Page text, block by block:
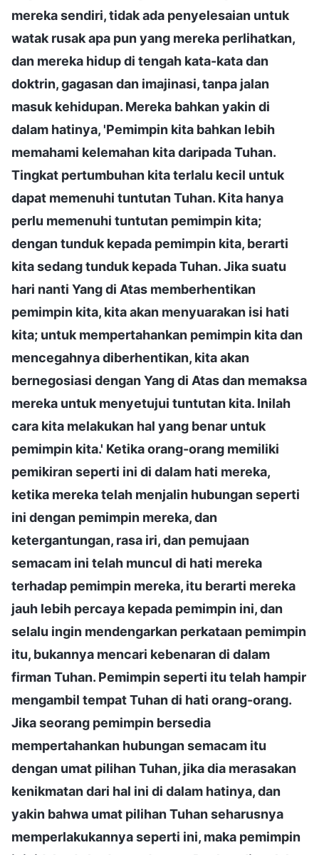
mereka sendiri, tidak ada penyelesaian untuk
watak rusak apa pun yang mereka perlihatkan,
dan mereka hidup di tengah kata-kata dan
doktrin, gagasan dan imajinasi, tanpa jalan
masuk kehidupan. Mereka bahkan yakin di
dalam hatinya, 'Pemimpin kita bahkan lebih
memahami kelemahan kita daripada Tuhan.
Tingkat pertumbuhan kita terlalu kecil untuk
dapat memenuhi tuntutan Tuhan. Kita hanya
perlu memenuhi tuntutan pemimpin kita;
dengan tunduk kepada pemimpin kita, berarti
kita sedang tunduk kepada Tuhan. Jika suatu
hari nanti Yang di Atas memberhentikan
pemimpin kita, kita akan menyuarakan isi hati
kita; untuk mempertahankan pemimpin kita dan
mencegahnya diberhentikan, kita akan
bernegosiasi dengan Yang di Atas dan memaksa
mereka untuk menyetujui tuntutan kita. Inilah
cara kita melakukan hal yang benar untuk
pemimpin kita.' Ketika orang-orang memiliki
pemikiran seperti ini di dalam hati mereka,
ketika mereka telah menjalin hubungan seperti
ini dengan pemimpin mereka, dan
ketergantungan, rasa iri, dan pemujaan
semacam ini telah muncul di hati mereka
terhadap pemimpin mereka, itu berarti mereka
jauh lebih percaya kepada pemimpin ini, dan
selalu ingin mendengarkan perkataan pemimpin
itu, bukannya mencari kebenaran di dalam
firman Tuhan. Pemimpin seperti itu telah hampir
mengambil tempat Tuhan di hati orang-orang.
Jika seorang pemimpin bersedia
mempertahankan hubungan semacam itu
dengan umat pilihan Tuhan, jika dia merasakan
kenikmatan dari hal ini di dalam hatinya, dan
yakin bahwa umat pilihan Tuhan seharusnya
memperlakukannya seperti ini, maka pemimpin